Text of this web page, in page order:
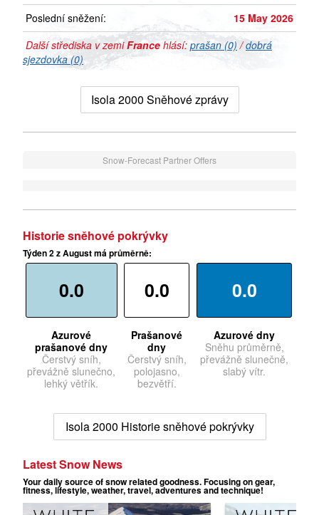
Poslední sněžení:
15 May 2026
Další střediska v zemiFrance hlásí: prašan (0) /dobrá
sjezdovka (0)
Isola 2000 Sněhové zprávy
Snow-Forecast Partner Offers
Historie sněhové pokrývky
Týden 2 z August má průměrně:
0.0
Azurové
prašanové dny
Čerstvý sníh,
převážně slunečno,
lehký větřík.
0.0
Prašanové
dny
Čerstvý sníh,
polojasno,
bezvětří.
0.0
Azurové dny
Sněhu průměrně,
převážně slunečně,
slabý vítr.
Isola 2000 Historie sněhové pokrývky